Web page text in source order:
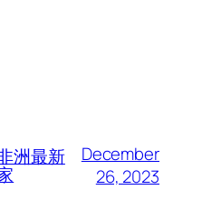
洲最新
December
26, 2023